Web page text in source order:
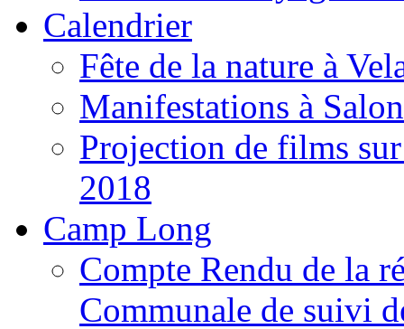
Calendrier
Fête de la nature à
Manifestations à
Projection de films
2018
Camp Long
Compte Rendu de la
Communale de suivi